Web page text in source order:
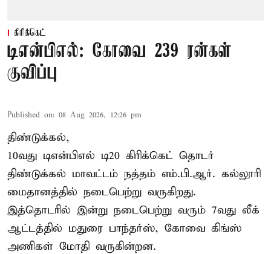
கிரிக்கெட்
டிஎன்பிஎல்: கோவை 239 ரன்கள்
குவிப்பு
Published on: 08 Aug 2026, 12:26 pm
திண்டுக்கல்,
10வது டிஎன்பிஎல் டி20 கிரிக்கெட் தொடர்
திண்டுக்கல் மாவட்டம் நத்தம் எம்.பி.ஆர். கல்லூரி
மைதானத்தில் நடைபெற்று வருகிறது.
இத்தொடரில் இன்று நடைபெற்று வரும் 7வது லீக்
ஆட்டத்தில் மதுரை பாந்தர்ஸ், கோவை கிங்ஸ்
அணிகள் மோதி வருகின்றன.